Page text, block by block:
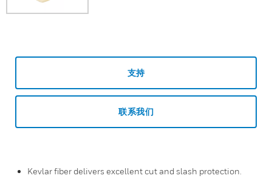
支持
联系我们
Kevlar fiber delivers excellent cut and slash protection.